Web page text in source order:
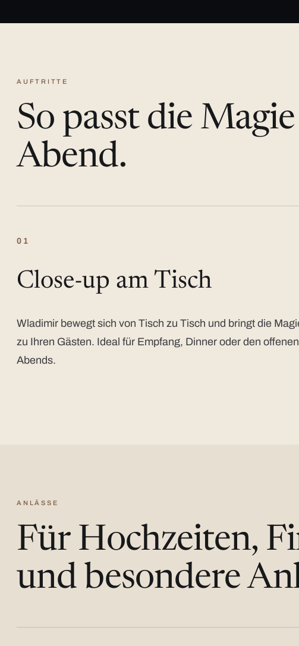
AUFTRITTE
So passt die
Abend.
01
Close-up am Tisch
Wladimir bewegt sich von Tisch zu Tisch und bringt die
zu Ihren Gästen. Ideal für Empfang, Dinner oder den
Abends.
ANLÄSSE
Für Hochzeiten,
und besondere